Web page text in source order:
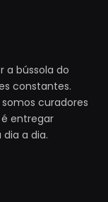
a bússola do
constantes.
curadores
entregar
a dia.